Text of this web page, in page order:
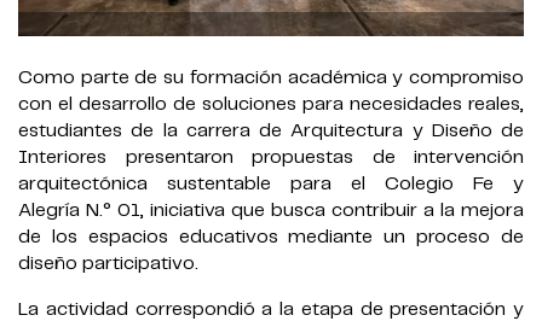
Como parte de su formación académica y compromiso
con el desarrollo de soluciones para necesidades reales,
estudiantes de la carrera de Arquitectura y Diseño de
Interiores presentaron propuestas de intervención
arquitectónica sustentable para el Colegio Fe y
Alegría N.° 01, iniciativa que busca contribuir a la mejora
de los espacios educativos mediante un proceso de
diseño participativo.
La actividad correspondió a la etapa de presentación y